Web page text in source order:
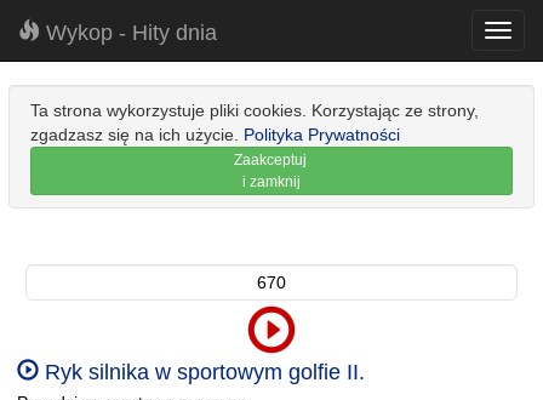
Wykop - Hity dnia
Ta strona wykorzystuje pliki cookies. Korzystając ze strony,
zgadzasz się na ich użycie. Polityka Prywatności
Zaakceptuj
i zamknij
670
Ryk silnika w sportowym golfie II.